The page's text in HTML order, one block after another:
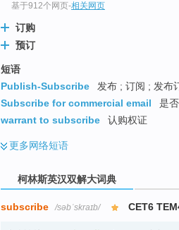
基于912个网页-相关网页
订购
预订
短语
Publish-Subscribe
发布 ; 订阅 ; 发布
Subscribe for commercial email
是
warrant to subscribe
认购权证
更多网络短语
柯林斯英汉双解大词典
subscribe /səbˈskraɪb/ CET6